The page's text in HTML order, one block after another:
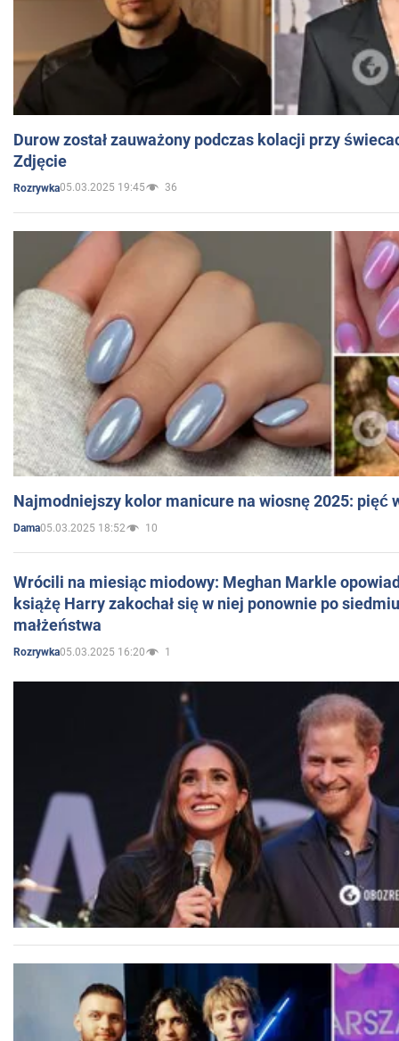
Durow został zauważony podczas kolacji przy
Zdjęcie
Rozrywka05.03.2025 19:45 36
Najmodniejszy kolor manicure na wiosnę 2025: pięć
Dama05.03.2025 18:52 10
Wrócili na miesiąc miodowy: Meghan Markle
książę Harry zakochał się w niej ponownie po
małżeństwa
Rozrywka05.03.2025 16:20 1